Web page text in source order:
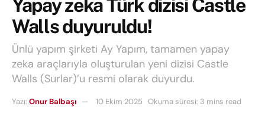
Yapay zeka Türk dizisi Castle
Walls duyuruldu!
Ünlü yapım şirketi Ay Yapım, tamamen yapay
zeka araçlarıyla oluşturulan yeni dizisi Castle
Walls (Surlar)’u resmi olarak duyurdu.
Yazı: Onur Balbaşı 10 Ekim 2025 Okuma süresi: 3 mins read